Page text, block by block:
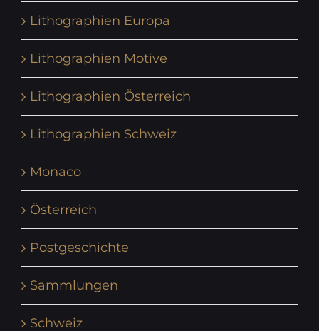
Lithographien Europa
Lithographien Motive
Lithographien Österreich
Lithographien Schweiz
Monaco
Österreich
Postgeschichte
Sammlungen
Schweiz